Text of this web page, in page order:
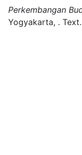
Perkembangan
Yogyakarta, . Text.